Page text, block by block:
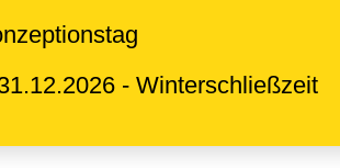
- Winterschließzeit